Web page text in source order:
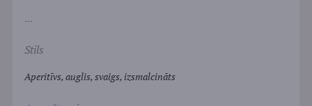
...
Stils
Aperitīvs, auglis, svaigs, izsmalcināts